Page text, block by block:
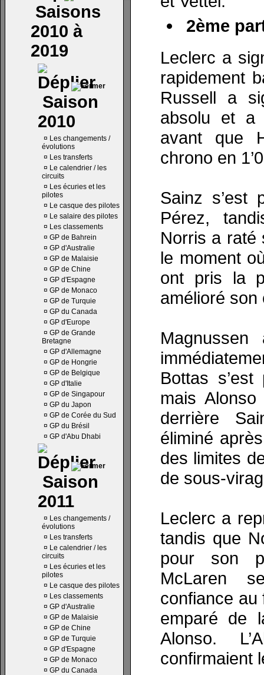
Saisons
2010 à
2019
Saison
2010
¤ Les changements /
évolutions
¤ Les transferts
¤ Le calendrier / les
circuits
¤ Les écuries et les
pilotes
¤ Le casque des pilotes
¤ Le salaire des pilotes
¤ Les classements
¤ GP de Bahrein
¤ GP d'Australie
¤ GP de Malaisie
¤ GP de Chine
¤ GP d'Espagne
¤ GP de Monaco
¤ GP de Turquie
¤ GP du Canada
¤ GP d'Europe
¤ GP de Grande
Bretagne
¤ GP d'Allemagne
¤ GP de Hongrie
¤ GP de Belgique
¤ GP d'Italie
¤ GP de Singapour
¤ GP du Japon
¤ GP de Corée du Sud
¤ GP du Brésil
¤ GP d'Abu Dhabi
Saison
2011
¤ Les changements /
évolutions
¤ Les transferts
¤ Le calendrier / les
circuits
¤ Les écuries et les
pilotes
¤ Le casque des pilotes
¤ Les classements
¤ GP d'Australie
¤ GP de Malaisie
¤ GP de Chine
¤ GP de Turquie
¤ GP d'Espagne
¤ GP de Monaco
¤ GP du Canada
2ème
Leclerc a
rapidement
Russell a
absolu et a
avant que
chrono en
Sainz s’est
Pérez,
Norris a raté
le moment
ont pris la
amélioré son
Bottas
mais
derrière
éliminé
des limites
de sous-
Leclerc a
tandis que
pour son
McLaren
confiance au
emparé de
Alonso.
confirmaient